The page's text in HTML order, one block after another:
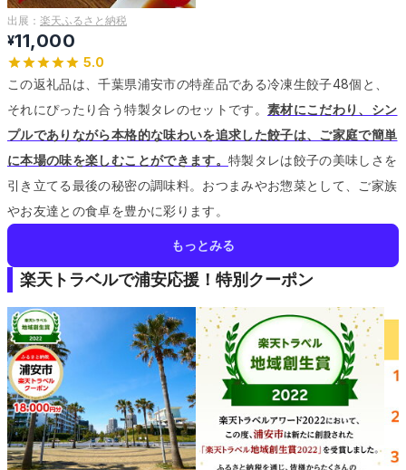
出展： 楽天ふるさと納税
¥11,000
5.0
この返礼品は、千葉県浦安市の特産品である冷凍生餃子48個と、
それにぴったり合う特製タレのセットです。 素材にこだわり、シン
プルでありながら本格的な味わいを追求した餃子は、ご家庭で簡単
に本場の味を楽しむことができます。 特製タレは餃子の美味しさを
引き立てる最後の秘密の調味料。 おつまみやお惣菜として、ご家族
やお友達との食卓を豊かに彩ります。
もっとみる
楽天トラベルで浦安応援！特別クーポン